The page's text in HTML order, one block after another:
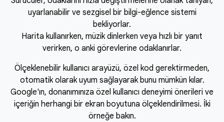
uyarlanabilir ve sezgisel bir bilgi-eğlence sistemi
bekliyorlar.
Harita kullanırken, müzik dinlerken veya hızlı bir yanıt
verirken, o anki görevlerine odaklanırlar.
Ölçeklenebilir kullanıcı arayüzü, özel kod gerektirmeden,
otomatik olarak uyum sağlayarak bunu mümkün kılar.
Google'ın, donanımınıza özel kullanıcı deneyimi önerileri ve
içeriğin herhangi bir ekran boyutuna ölçeklendirilmesi. İki
örneğe bakın.